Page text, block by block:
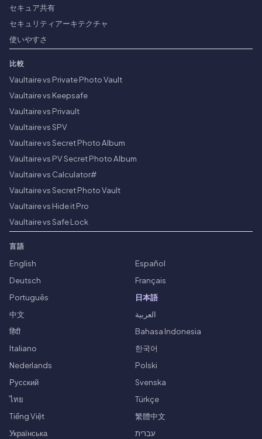
セキュア共有
セキュリティアーキテクチャ
使いやすさ
比較
Vaultaire vs Private Photo Vault
Vaultaire vs Keepsafe
Vaultaire vs Privault
Vaultaire vs SPV
Vaultaire vs Secret Photo Album
Vaultaire vs PV Secret Photo Album
Vaultaire vs Calculator#
Vaultaire vs Secret Photo Vault
Vaultaire vs Hide it Pro
Vaultaire vs Safe Lock
言語
English
Español
Deutsch
Français
Português
日本語
中文
العربية
हिंदी
Bahasa Indonesia
Italiano
한국어
Nederlands
Polski
Русский
Svenska
ไทย
Türkçe
Tiếng Việt
繁體中文
Українська
עברית